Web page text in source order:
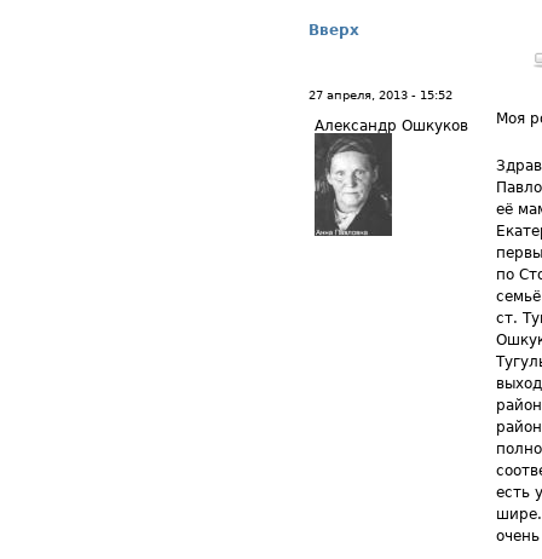
Вверх
27 апреля, 2013 - 15:52
Александр Ошкуков Моя
её
по
ст.
есть